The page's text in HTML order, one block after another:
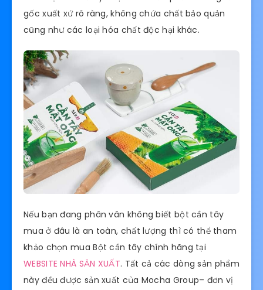
gốc xuất xứ rõ ràng, không chứa chất bảo quản
cũng như các loại hóa chất độc hại khác.
Nếu bạn đang phân vân không biết bột cần tây
mua ở đâu là an toàn, chất lượng thì có thể tham
khảo chọn mua Bột cần tây chính hãng tại
WEBSITE NHÀ SẢN XUẤT. Tất cả các dòng sản phẩm
này đều được sản xuất của Mocha Group– đơn vị